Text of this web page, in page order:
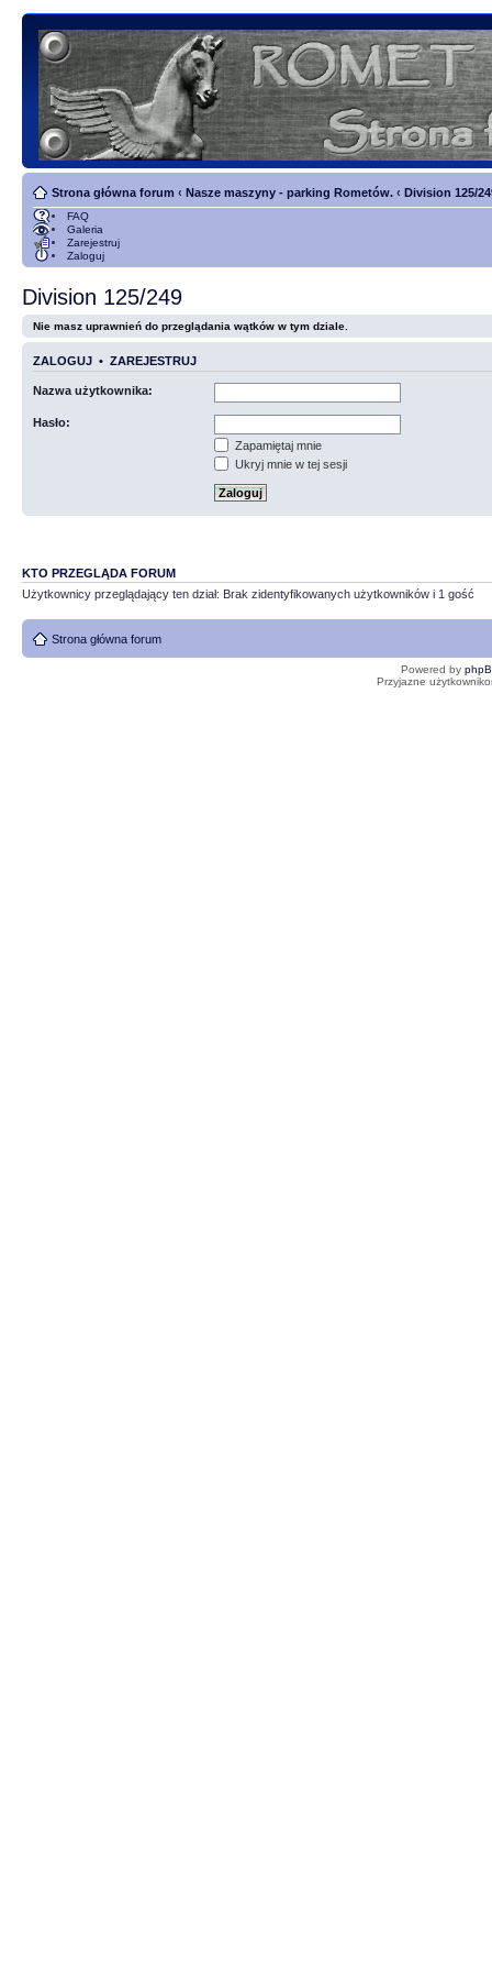
Strona główna forum ‹ Nasze maszyny - parking Rometów. ‹ Division 125/
FAQ
Galeria
Zarejestruj
Zaloguj
Division 125/249
Nie masz uprawnień do przeglądania wątków w tym dziale.
ZALOGUJ • ZAREJESTRUJ
Nazwa użytkownika:
Hasło:
Zapamiętaj mnie
Ukryj mnie w tej sesji
KTO PRZEGLĄDA FORUM
Użytkownicy przeglądający ten dział: Brak zidentyfikowanych użytkowników i 1 gość
Strona główna forum
Powered by
Przyjazne